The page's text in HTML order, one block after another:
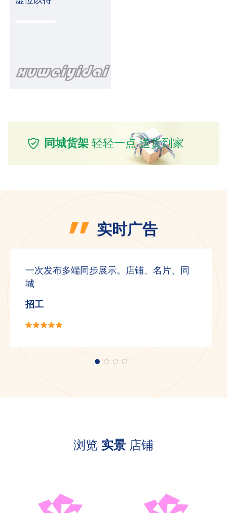
同城货架 轻轻一点 送货到家
实时广告
一次发布多端同步展示。店铺、名片、同
城
招工
浏览 实景 店铺